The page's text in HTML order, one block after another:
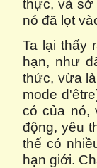
thực, và sở
nó đã lọt
Ta lại thấy
hạn, như
thức, vừa
mode
có của nó,
động, yêu
thể có
hạn giới.